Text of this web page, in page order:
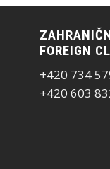
FOREIGN
+420 734
+420 603